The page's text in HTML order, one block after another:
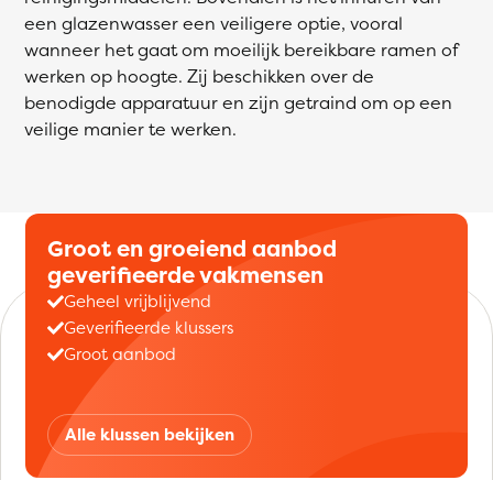
een glazenwasser een veiligere optie, vooral
wanneer het gaat om moeilijk bereikbare ramen of
werken op hoogte. Zij beschikken over de
benodigde apparatuur en zijn getraind om op een
veilige manier te werken.
Groot en groeiend aanbod
geverifieerde vakmensen
Geheel vrijblijvend
Geverifieerde klussers
Groot aanbod
Alle klussen bekijken